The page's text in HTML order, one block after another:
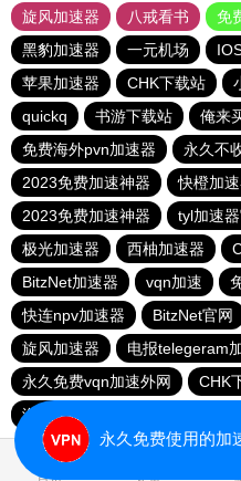
旋风加速器
八戒看书
免
黑豹加速器
一元机场
苹果加速器
CHK下载站
quickq
书游下载站 俺来
免费海外pvn加速器
永久不
2023免费加速神器
快橙加
2023免费加速神器
tyl加速
极光加速器
西柚加速器
BitzNet加速器
vqn加速
快连npv加速器
BitzNet官网
旋风加速器
电报telegeram
永久免费vqn加速外网
CHK
海鸥下载站
永久免费使用的加